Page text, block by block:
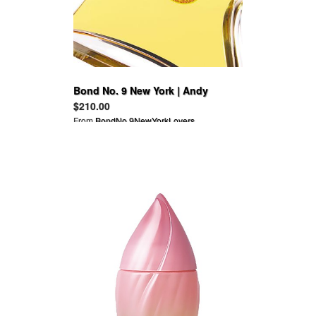
Bond No. 9 New York | Andy
Warhol Success is a Job in New
York
$210.00
From BondNo.9NewYorkLovers